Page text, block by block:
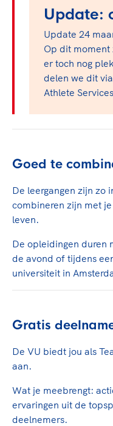
Sport gaat
Sport verenigt. Op
een rondje fietsen,
de sportschool te
Groot en het
genieten van de
de halve marathon
Lees verder
Ruimte voor sport
Clubondersteuning
Beroepskrachten
Samen voor
langs de lijn, in de
En wat mag vooral
hier richting aan en
onderdeel van het
ongewenst gedrag.
Lees verder
Top
De TeamNL
De TeamNL
Lees verder
Update:
Update 24
Op dit moment
er toch nog
delen we dit
Athlete
Goed te
De leergangen zijn zo
combineren zijn met
leven.
De opleidingen duren
de avond of tijdens
universiteit in
Gratis
De VU biedt jou als
aan.
Wat je meebrengt:
ervaringen uit de
deelnemers.